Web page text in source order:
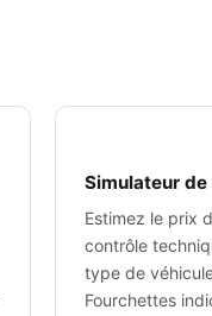
Simulateur
Estimez le prix
contrôle
type de
Fourchettes